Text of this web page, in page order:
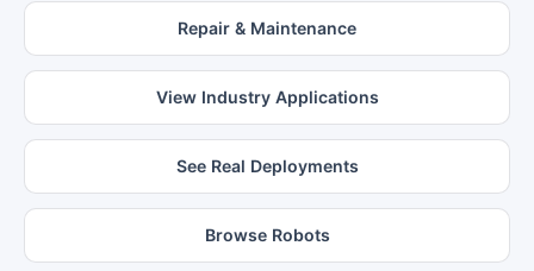
Repair & Maintenance
View Industry Applications
See Real Deployments
Browse Robots